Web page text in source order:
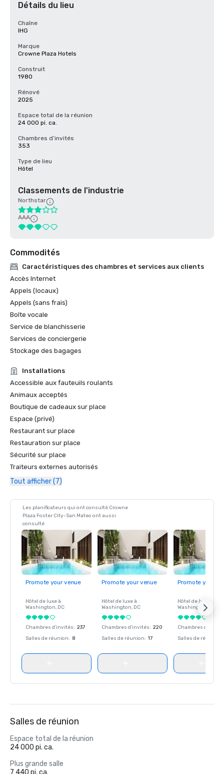
Détails du lieu
Chaîne
IHG
Marque
Crowne Plaza Hotels
Construit
1980
Rénové
2025
Espace total de la réunion
24 000 pi. ca.
Chambres d’invités
353
Type de lieu
Hôtel
Classements de l'industrie
Northstar
AAA
Commodités
Caractéristiques des chambres et services aux clients
Accès Internet
Appels (locaux)
Appels (sans frais)
Boîte vocale
Service de blanchisserie
Services de conciergerie
Stockage des bagages
Installations
Accessible aux fauteuils roulants
Animaux acceptés
Boutique de cadeaux sur place
Espace (privé)
Restaurant sur place
Restauration sur place
Sécurité sur place
Traiteurs externes autorisés
Tout afficher (7)
Les planificateurs qui ont consulté Crowne
Plaza Foster City-San Mateo ont aussi
consulté
Promote your venue
Hôtel de luxe à
Washington, DC
Chambres d’invités: 237
Salles de réunion: 8
Promote your venue
Hôtel de luxe à
Washington, DC
Chambres d’invités: 220
Salles de réunion: 17
Promote your
Hôtel de luxe à
Washington
Chambres
Salles de réunion
Salles de réunion
Espace total de la réunion
24 000 pi. ca.
Plus grande salle
7 440 pi. ca.